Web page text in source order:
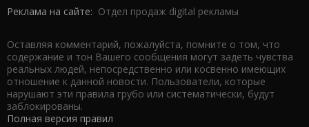
Реклама на сайте: Отдел продаж digital рекламы
Оставляя комментарий, пожалуйста, помните о том, что
содержание и тон Вашего сообщения могут задеть чувства
реальных людей, непосредственно или косвенно имеющих
отношение к данной новости. Пользователи, которые
нарушают эти правила грубо или систематически, будут
заблокированы.
Полная версия правил